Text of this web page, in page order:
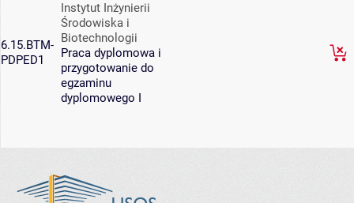
6.15.BTM-
PDPED1
Instytut Inżynierii
Środowiska i
Biotechnologii
Praca dyplomowa i
przygotowanie do
egzaminu
dyplomowego I